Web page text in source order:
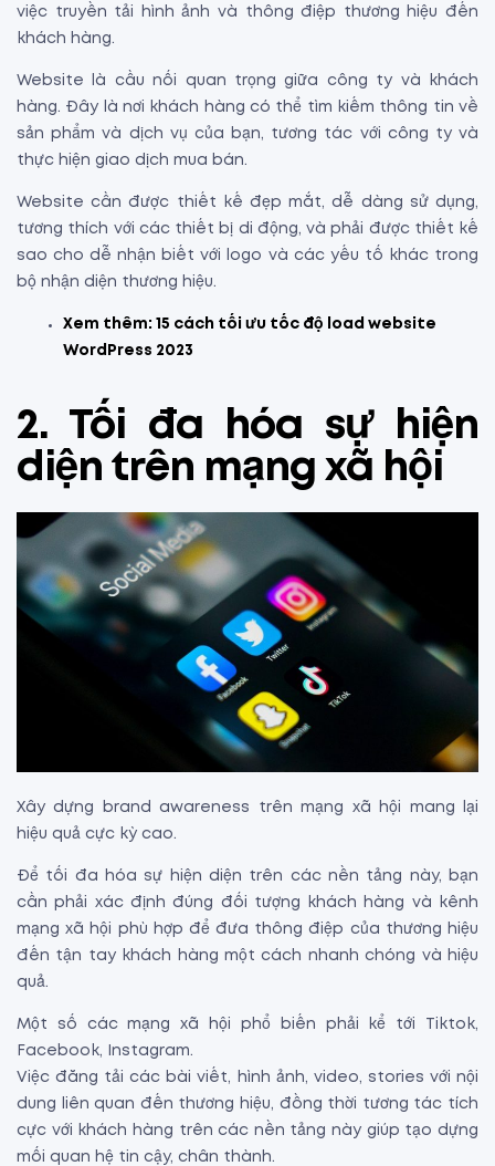
việc truyền tải hình ảnh và thông điệp thương hiệu đến
khách hàng.
Website là cầu nối quan trọng giữa công ty và khách
hàng. Đây là nơi khách hàng có thể tìm kiếm thông tin về
sản phẩm và dịch vụ của bạn, tương tác với công ty và
thực hiện giao dịch mua bán.
Website cần được thiết kế đẹp mắt, dễ dàng sử dụng,
tương thích với các thiết bị di động, và phải được thiết kế
sao cho dễ nhận biết với logo và các yếu tố khác trong
bộ nhận diện thương hiệu.
Xem thêm: 15 cách tối ưu tốc độ load website
WordPress 2023
2. Tối đa hóa sự hiện
diện trên mạng xã hội
Xây dựng brand awareness trên mạng xã hội mang lại
hiệu quả cực kỳ cao.
Để tối đa hóa sự hiện diện trên các nền tảng này, bạn
cần phải xác định đúng đối tượng khách hàng và kênh
mạng xã hội phù hợp để đưa thông điệp của thương hiệu
đến tận tay khách hàng một cách nhanh chóng và hiệu
quả.
Một số các mạng xã hội phổ biến phải kể tới Tiktok,
Facebook, Instagram.
Việc đăng tải các bài viết, hình ảnh, video, stories với nội
dung liên quan đến thương hiệu, đồng thời tương tác tích
cực với khách hàng trên các nền tảng này giúp tạo dựng
mối quan hệ tin cậy, chân thành.